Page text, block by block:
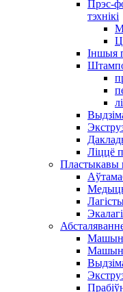
Прэс-
тэхнікі
Іншыя
Ліццё
Пластыкавы